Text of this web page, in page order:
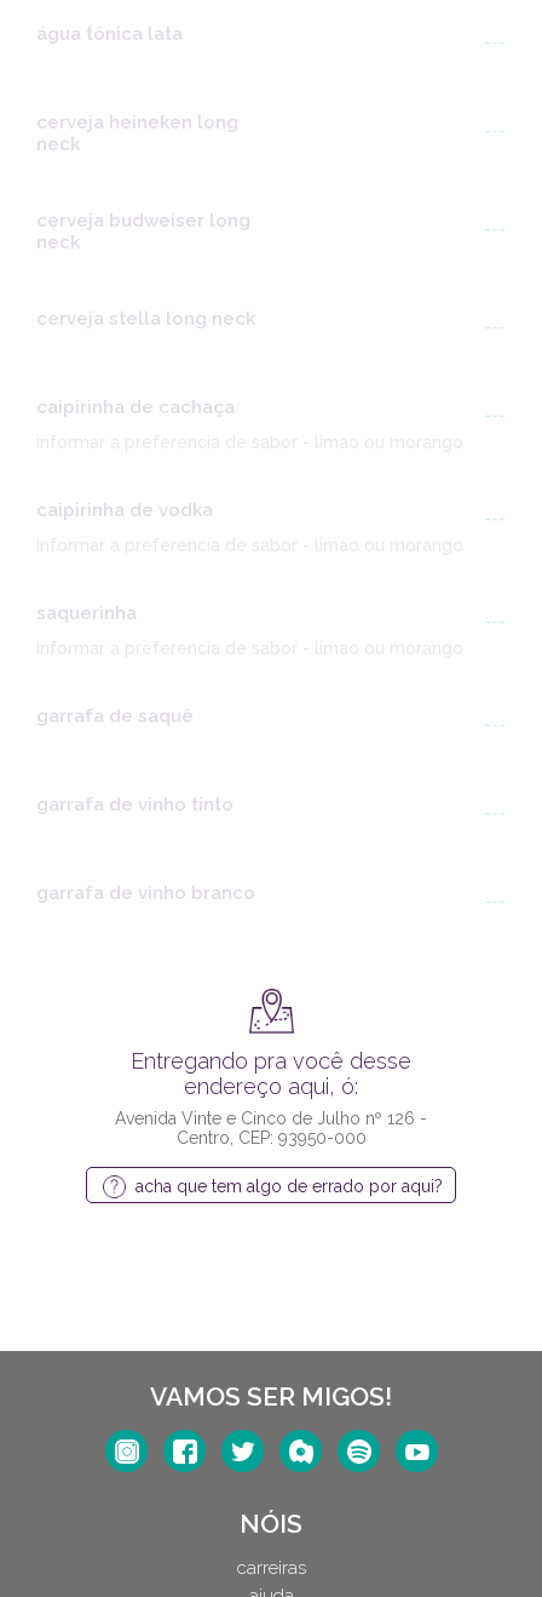
água tônica lata ---
cerveja heineken long
neck
---
cerveja budweiser long
neck
---
cerveja stella long neck ---
caipirinha de cachaça
---
informar a preferencia de sabor - limao ou morango
caipirinha de vodka
---
informar a preferencia de sabor - limao ou morango
saquerinha
---
informar a preferencia de sabor - limao ou morango
garrafa de saquê ---
garrafa de vinho tinto ---
garrafa de vinho branco ---
Entregando pra você desse
endereço aqui, ó:
Avenida Vinte e Cinco de Julho nº 126 -
Centro, CEP: 93950-000
acha que tem algo de errado por aqui?
VAMOS SER MIGOS!
NÓIS
carreiras